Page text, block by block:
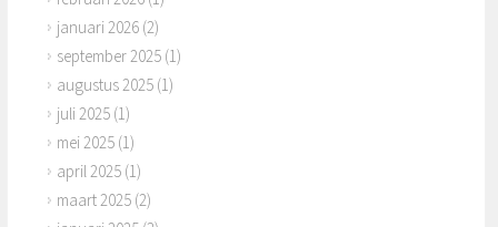
januari 2026 (2)
september 2025 (1)
augustus 2025 (1)
juli 2025 (1)
mei 2025 (1)
april 2025 (1)
maart 2025 (2)